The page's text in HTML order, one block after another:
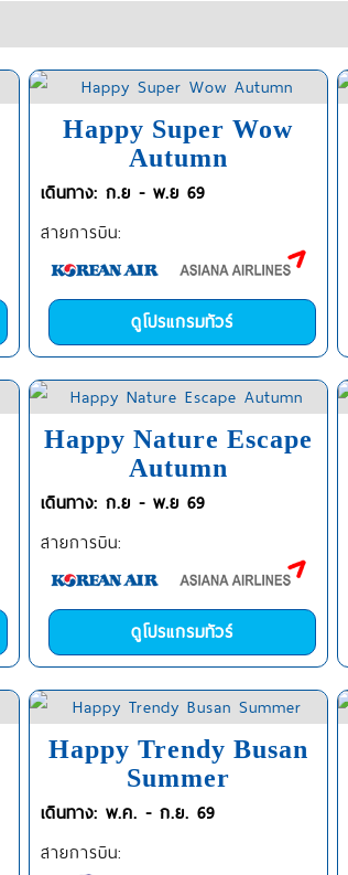
Happy Super Wow
Autumn
เดินทาง: ก.ย - พ.ย 69
สายการบิน:
ดูโปรแกรมทัวร์
Happy Nature Escape
Autumn
เดินทาง: ก.ย - พ.ย 69
สายการบิน:
ดูโปรแกรมทัวร์
Happy Trendy Busan
Summer
เดินทาง: พ.ค. - ก.ย. 69
สายการบิน: